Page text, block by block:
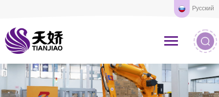
Русский